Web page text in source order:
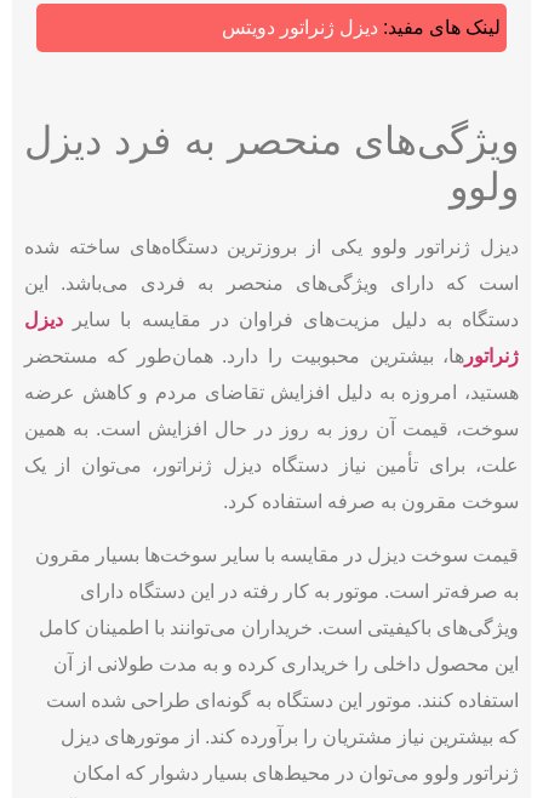
لینک های مفید: دیزل ژنراتور دویتس
ویژگی‌های منحصر به فرد دیزل
ولوو
دیزل ژنراتور ولوو یکی از بروزترین دستگاه‌های ساخته شده
است که دارای ویژگی‌های منحصر به فردی می‌باشد. این
دستگاه به دلیل مزیت‌های فراوان در مقایسه با سایر
دیزل
ژنراتور ها، بیشترین محبوبیت را دارد. همان‌طور که مستحضر
هستید، امروزه به دلیل افزایش تقاضای مردم و کاهش عرضه
سوخت، قیمت آن روز به روز در حال افزایش است. به همین
علت، برای تأمین نیاز دستگاه دیزل ژنراتور، می‌توان از یک
سوخت مقرون به صرفه استفاده کرد.
قیمت سوخت دیزل در مقایسه با سایر سوخت‌ها بسیار مقرون
به صرفه‌تر است. موتور به کار رفته در این دستگاه دارای
ویژگی‌های باکیفیتی است. خریداران می‌توانند با اطمینان کامل
این محصول داخلی را خریداری کرده و به مدت طولانی از آن
استفاده کنند. موتور این دستگاه به گونه‌ای طراحی شده است
که بیشترین نیاز مشتریان را برآورده کند. از موتورهای دیزل
ژنراتور ولوو می‌توان در محیط‌های بسیار دشوار که امکان